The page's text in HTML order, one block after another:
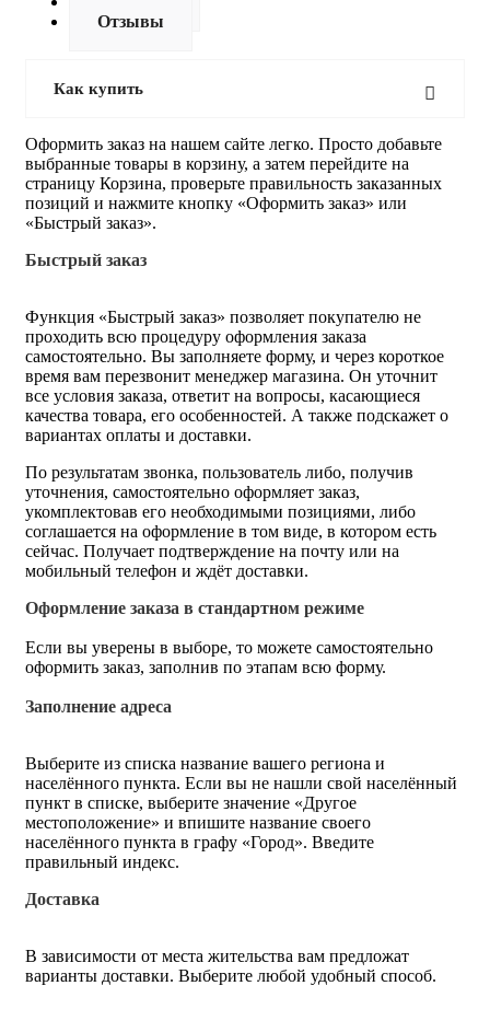
Отзывы
Как купить
Оформить заказ на нашем сайте легко. Просто добавьте
выбранные товары в корзину, а затем перейдите на
страницу Корзина, проверьте правильность заказанных
позиций и нажмите кнопку «Оформить заказ» или
«Быстрый заказ».
Быстрый заказ
Функция «Быстрый заказ» позволяет покупателю не
проходить всю процедуру оформления заказа
самостоятельно. Вы заполняете форму, и через короткое
время вам перезвонит менеджер магазина. Он уточнит
все условия заказа, ответит на вопросы, касающиеся
качества товара, его особенностей. А также подскажет о
вариантах оплаты и доставки.
По результатам звонка, пользователь либо, получив
уточнения, самостоятельно оформляет заказ,
укомплектовав его необходимыми позициями, либо
соглашается на оформление в том виде, в котором есть
сейчас. Получает подтверждение на почту или на
мобильный телефон и ждёт доставки.
Оформление заказа в стандартном режиме
Если вы уверены в выборе, то можете самостоятельно
оформить заказ, заполнив по этапам всю форму.
Заполнение адреса
Выберите из списка название вашего региона и
населённого пункта. Если вы не нашли свой населённый
пункт в списке, выберите значение «Другое
местоположение» и впишите название своего
населённого пункта в графу «Город». Введите
правильный индекс.
Доставка
В зависимости от места жительства вам предложат
варианты доставки. Выберите любой удобный способ.